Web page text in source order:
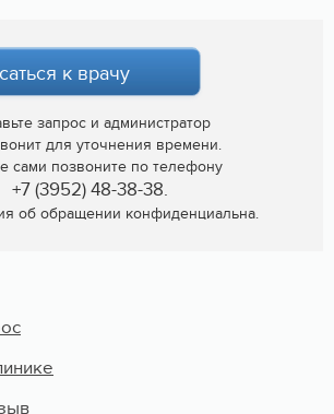
к врачу
запрос и администратор
для уточнения времени.
сами позвоните по телефону
+7 (3952) 48-38-38.
об обращении конфиденциальна.